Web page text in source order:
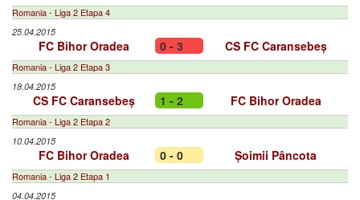
Romania - Liga 2 Etapa 4
25.04.2015
FC Bihor Oradea 0 - 3 CS FC Caransebeș
Romania - Liga 2 Etapa 3
18.04.2015
CS FC Caransebeș 1 - 2 FC Bihor Oradea
Romania - Liga 2 Etapa 2
10.04.2015
FC Bihor Oradea 0 - 0 Șoimii Pâncota
Romania - Liga 2 Etapa 1
04.04.2015